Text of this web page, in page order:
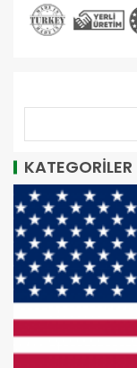
KATEGORİLER